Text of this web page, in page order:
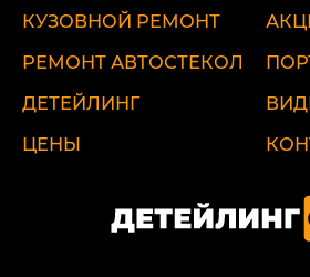
КУЗОВНОЙ РЕМОНТ
РЕМОНТ АВТОСТЕКОЛ
ДЕТЕЙЛИНГ
ЦЕНЫ